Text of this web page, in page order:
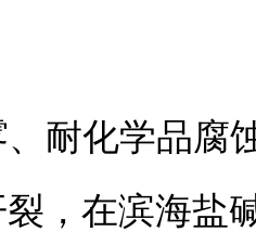
耐化学品腐
，在滨海盐